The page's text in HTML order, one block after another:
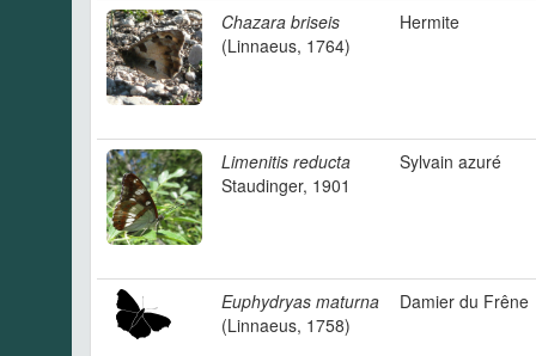
Chazara briseis
(Linnaeus, 1764)
Hermite
Limenitis reducta
Staudinger, 1901
Sylvain azuré
Euphydryas maturna
(Linnaeus, 1758)
Damier du Frêne